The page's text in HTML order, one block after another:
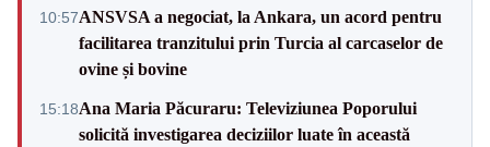
10:57ANSVSA a negociat, la Ankara, un acord pentru
facilitarea tranzitului prin Turcia al carcaselor de
ovine și bovine
15:18Ana Maria Păcuraru: Televiziunea Poporului
solicită investigarea deciziilor luate în această